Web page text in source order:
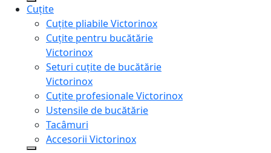
Cuțite
Cuțite pliabile Victorinox
Cuțite pentru bucătărie
Victorinox
Seturi cuțite de bucătărie
Victorinox
Cuțite profesionale Victorinox
Ustensile de bucătărie
Tacâmuri
Accesorii Victorinox